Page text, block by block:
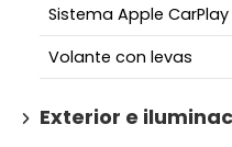
Sistema Apple CarPlay
Volante con levas
Exterior e